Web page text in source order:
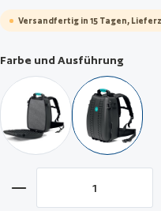
Versandfertig in 15 Tagen,
Farbe und Ausführung
schwarz / mit schwarz /
Produkt Anzahl: